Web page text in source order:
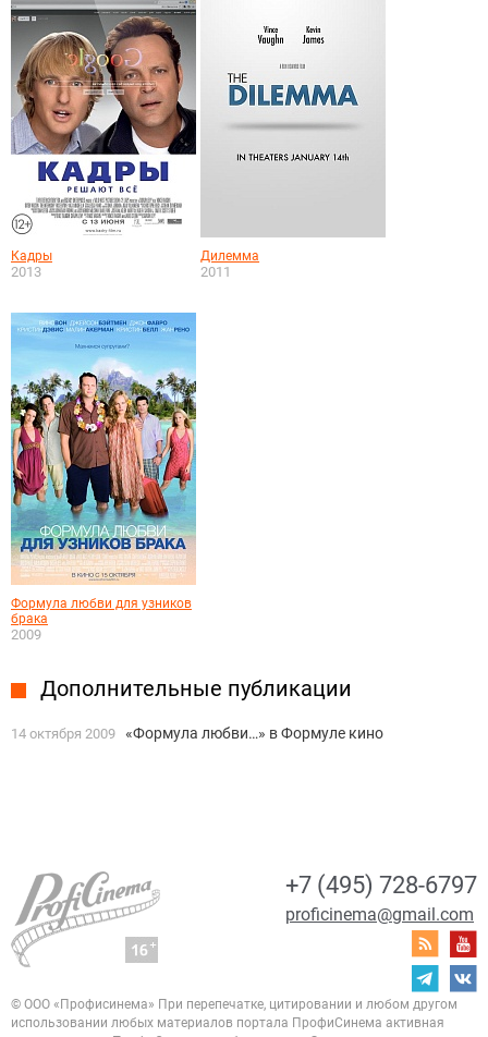
Кадры
2013
Дилемма
2011
Формула любви для узников
брака
2009
Дополнительные публикации
14 октября 2009 «Формула любви…» в Формуле кино
+7 (495) 728-6797
proficinema@gmail.com
© ООО «Профисинема» При перепечатке, цитировании и любом другом
использовании любых материалов портала ПрофиСинема активная